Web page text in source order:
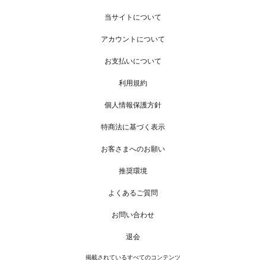
当サイトについて
アカウントについて
お支払いについて
利用規約
個人情報保護方針
特商法に基づく表示
お客さまへのお願い
推奨環境
よくあるご質問
お問い合わせ
退会
掲載されているすべてのコンテンツ